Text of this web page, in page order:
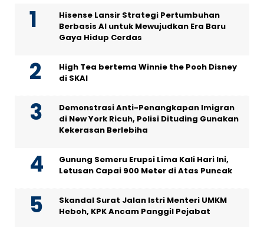
Hisense Lansir Strategi Pertumbuhan
Berbasis AI untuk Mewujudkan Era Baru
Gaya Hidup Cerdas
High Tea bertema Winnie the Pooh Disney
di SKAI
Demonstrasi Anti-Penangkapan Imigran
di New York Ricuh, Polisi Dituding Gunakan
Kekerasan Berlebiha
Gunung Semeru Erupsi Lima Kali Hari Ini,
Letusan Capai 900 Meter di Atas Puncak
Skandal Surat Jalan Istri Menteri UMKM
Heboh, KPK Ancam Panggil Pejabat